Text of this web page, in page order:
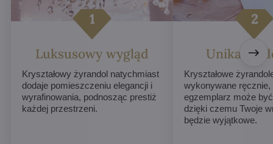
Luksusowy wygląd
Kryształowy żyrandol natychmiast
dodaje pomieszczeniu elegancji i
wyrafinowania, podnosząc prestiż
każdej przestrzeni.
Unikalne
Kryształowe
wykonywane
egzemplarz może
dzięki czemu Twoje
będzie wyjątkowe.